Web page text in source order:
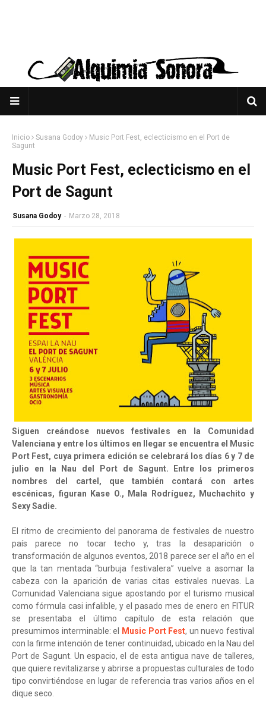
Inicio Susana Godoy
Music Port Fest, eclecticismo en el Port de
Sagunt
Music Port Fest, eclecticismo en el
Port de Sagunt
Susana Godoy - Marzo 28, 2018
Siguen creándose nuevos festivales en la Comunidad
Valenciana y entre los últimos en llegar se encuentra el Music
Port Fest, cuya primera edición se celebrará los días 6 y 7 de
julio en la Nau del Port de Sagunt. Entre los primeros
nombres del cartel, que también contará con artes
escénicas, figuran Kase O., Mala Rodríguez, Muchachito y
Sexy Sadie.
El ritmo de crecimiento del panorama de festivales de nuestro
país parece no tocar techo y, tras la desaparición o
transformación de algunos eventos, 2018 parece ser el año en el
que la tan mentada “burbuja festivalera” vuelve a asomar la
cabeza con la aparición de varias citas estivales nuevas. La
Comunidad Valenciana sigue apostando por el turismo musical
como fórmula casi infalible, y el pasado mes de enero en FITUR
se presentaba el último capítulo de esta relación que
presumimos interminable: el
Music Port Fest, un nuevo festival
con la firme intención de tener continuidad, ubicado en la Nau del
Port de Sagunt. Un espacio, el de esta antigua nave de talleres,
que quiere revitalizarse y abrirse a propuestas culturales de todo
tipo convirtiéndose en lugar de referencia tras varios años en el
dique seco.